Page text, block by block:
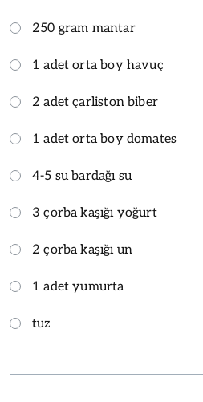
250 gram mantar
1 adet orta boy havuç
2 adet çarliston biber
1 adet orta boy domates
4-5 su bardağı su
3 çorba kaşığı yoğurt
2 çorba kaşığı un
1 adet yumurta
tuz